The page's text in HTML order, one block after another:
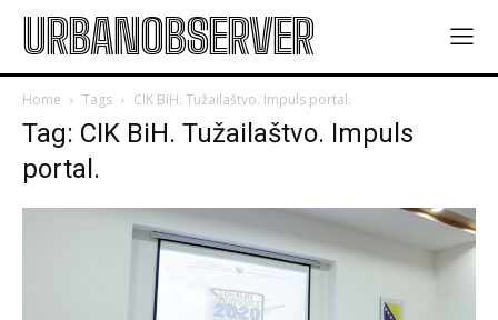
URBANOBSERVER
Home Tags CIK BiH. Tužailaštvo. Impuls portal.
Tag: CIK BiH. Tužailaštvo. Impuls
portal.